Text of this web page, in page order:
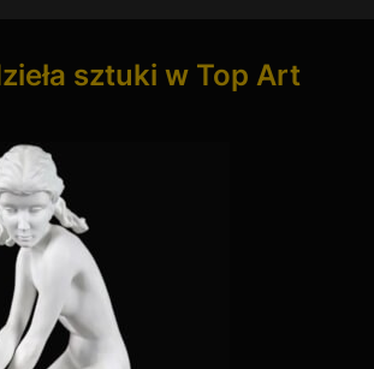
sztuki w Top Art